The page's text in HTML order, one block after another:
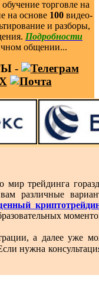
торговле на
на основе 100видео-
и разборы,
Подробности
общении...
-
трейдинга
вам различные
а далее уже
нужна